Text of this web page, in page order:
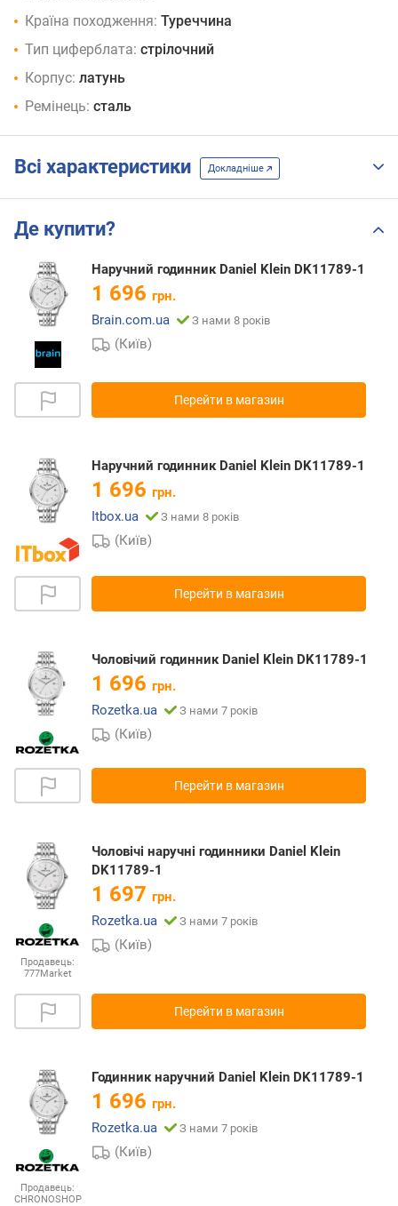
Країна походження: Туреччина
Тип циферблата: стрілочний
Корпус: латунь
Ремінець: сталь
Всі характеристики Докладніше
Де купити?
Наручний годинник Daniel Klein DK11789-1
1 696 грн.
Brain.com.ua
З нами 8 років
(Київ)
Перейти в магазин
Наручний годинник Daniel Klein DK11789-1
1 696 грн.
Itbox.ua
З нами 8 років
(Київ)
Перейти в магазин
Чоловічий годинник Daniel Klein DK11789-1
1 696 грн.
Rozetka.ua
З нами 7 років
(Київ)
Перейти в магазин
Продавець:
777Market
Чоловічі наручні годинники Daniel Klein
DK11789-1
1 697 грн.
Rozetka.ua
З нами 7 років
(Київ)
Перейти в магазин
Продавець:
CHRONOSHOP
Годинник наручний Daniel Klein DK11789-1
1 696 грн.
Rozetka.ua
З нами 7 років
(Київ)